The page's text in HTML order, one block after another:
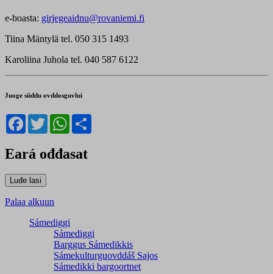
e-boasta: girjegeaidnu@rovaniemi.fi
Tiina Mäntylä tel. 050 315 1493
Karoliina Juhola tel. 040 587 6122
Juoge siiddu ovddosguvlui
Facebook
TwitterWhatsApp
Eará ođđasat
Palaa alkuun
Sámediggi
Sámediggi
Barggus Sámedikkis
Sámekulturguovddáš Sajos
Sámedikki bargoortnet